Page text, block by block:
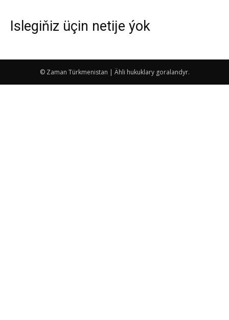
Islegiňiz üçin netije ýok
© Zaman Türkmenistan | Ähli hukuklary goralandyr.